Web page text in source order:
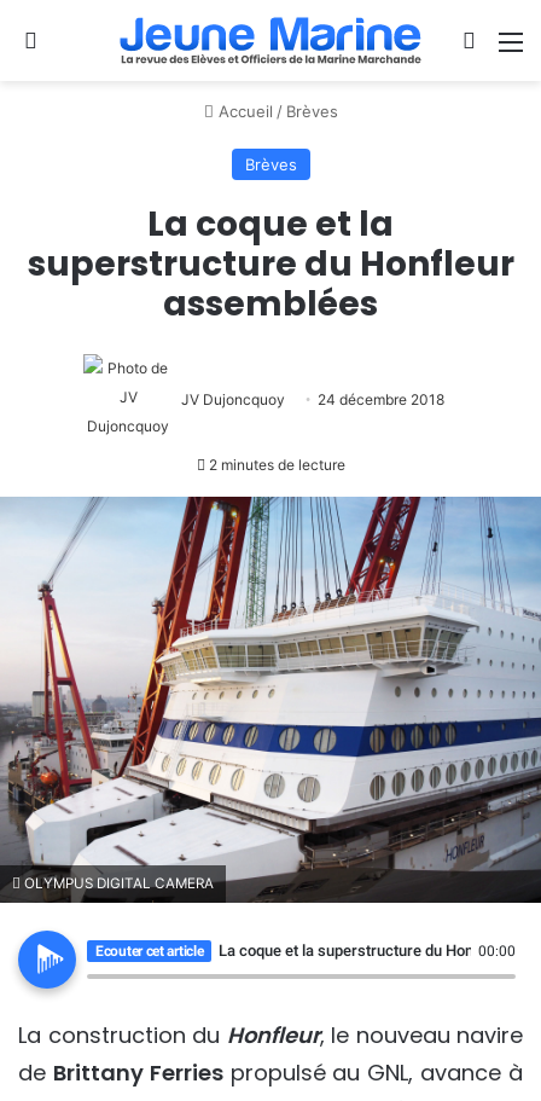
Se connecter
Accueil / Brèves
Brèves
La coque et la
superstructure du Honfleur
assemblées
JV Dujoncquoy 24 décembre 2018
2 minutes de lecture
OLYMPUS DIGITAL CAMERA
Ecouter cet article La coque et la superstructure du Honfleur
00:00
La construction du Honfleur, le nouveau navire
de Brittany Ferriespropulsé au GNL, avance à